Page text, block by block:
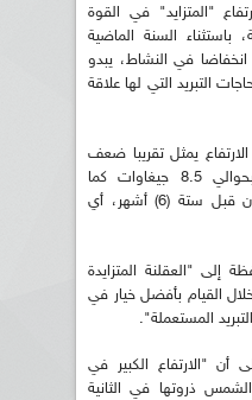
"المتزايد" في القوة
السنة الماضية
انخفاضا في النشاط، يبدو
التبريد التي لها علاقة
يمثل تقريبا ضعف
المعدل السنوي، الذي يقدر بحوالي 8.5 جيغاوات كما
يوضحه منحنى الشحن الذي كان قبل ستة (6) أشهر، أي
إلى "العقلنة المتزايدة
القيام بأفضل خيار في
المستعملة".
أن "الارتفاع الكبير في
ذروتها في الثانية